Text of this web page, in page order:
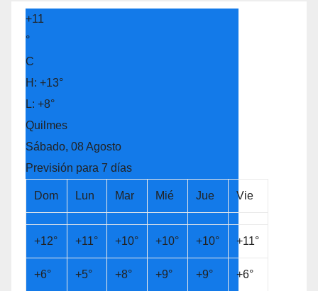
+11
°
C
H: +13°
L: +8°
Quilmes
Sábado, 08 Agosto
Previsión para 7 días
Dom Lun Mar Mié Jue Vie
+12° +11° +10° +10° +10° +11°
+6° +5° +8° +9° +9° +6°